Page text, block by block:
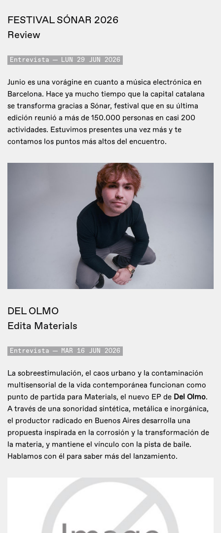
FESTIVAL SÓNAR 2026
Review
Entrevista LUN 29 JUN 2026
Junio es una vorágine en cuanto a música electrónica en
Barcelona. Hace ya mucho tiempo que la capital catalana
se transforma gracias a Sónar, festival que en su última
edición reunió a más de 150.000 personas en casi 200
actividades. Estuvimos presentes una vez más y te
contamos los puntos más altos del encuentro.
DEL OLMO
Edita Materials
Entrevista MAR 16 JUN 2026
La sobreestimulación, el caos urbano y la contaminación
multisensorial de la vida contemporánea funcionan como
punto de partida para Materials, el nuevo EP de Del Olmo.
A través de una sonoridad sintética, metálica e inorgánica,
el productor radicado en Buenos Aires desarrolla una
propuesta inspirada en la corrosión y la transformación de
la materia, y mantiene el vínculo con la pista de baile.
Hablamos con él para saber más del lanzamiento.